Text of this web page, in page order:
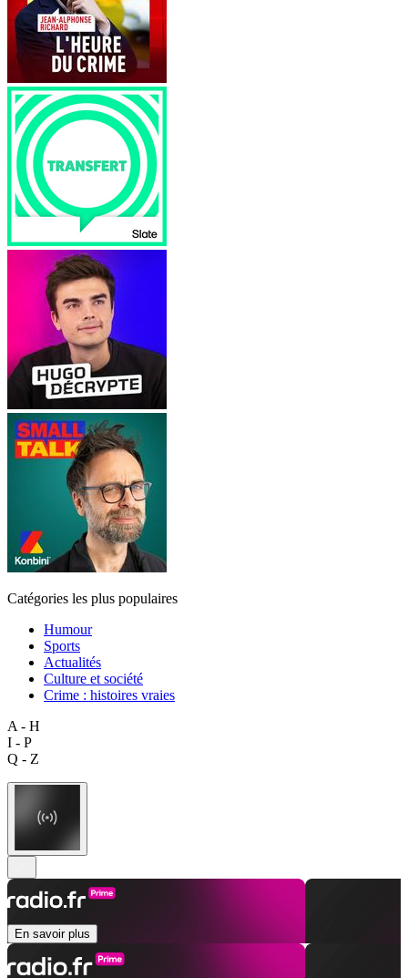
Catégories les plus populaires
Humour
Sports
Actualités
Culture et société
Crime : histoires vraies
A - H
I - P
Q - Z
En savoir plus